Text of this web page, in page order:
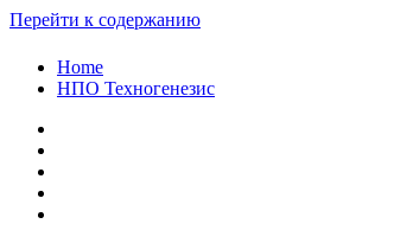
Перейти к содержанию
Home
НПО Техногенезис